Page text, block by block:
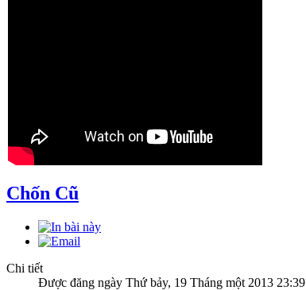
Chốn Cũ
Chi tiết
Được đăng ngày Thứ bảy, 19 Tháng một 2013 23:39